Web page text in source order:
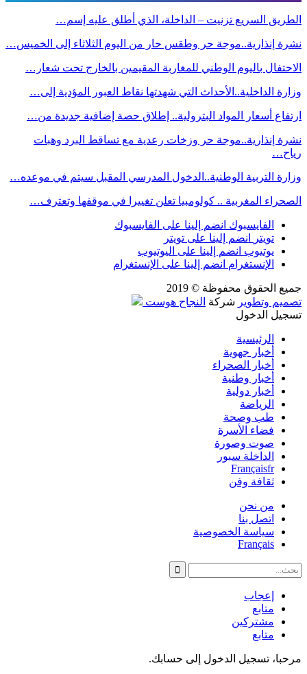
الطريق السريع تزنيت – الداخلة، الذي أطلق عليه إسم…
نشرة إنذارية..موجة حر وطقس حار من اليوم الثلاثاء إلى الخميس…
الاحتفال باليوم الوطني للمغاربة المقيمين بالخارج تحت شعار…
وزارة الداخلية..الأحداث التي شهدتها نقاط العبور المؤدية إلى…
ارتفاع أسعار المواد البترولية.. إطلاق حصة إضافية جديدة من…
نشرة إنذارية..موجة حر وزخات رعدية مع تساقط البرد وهبات
رياح…
وزارة التربية الوطنية..الدخول المدرسي المقبل سیتم في موعده…
الصحراء المغربية .. كولومبيا تعلن تغييرا في موقفها وتعترف…
الفايسبوك انضم إلينا على الفايسبوك
تويتر
انضم إلينا على تويتر
يوتيوب انضم إلينا على اليوتيوب
الإنستغرام انضم إلينا على الإنستغرام
جميع الحقوق محفوظة © 2019
تصميم وتطوير شركة النجاح هوست
تسجيل الدخول
الرئيسية
أخبار جهوية
أخبار الصحراء
أخبار وطنية
أخبار دولية
الرياضة
طب وصحة
فضاء الأسرة
صوت وصورة
الداخلة سبور
Françaisfr
ثقافة وفن
من نحن
اتصل بنا
سياسة الخصوصية
Français
إعجاب
متابع
مشتركين
متابع
مرحبا، تسجيل الدخول إلى حسابك.